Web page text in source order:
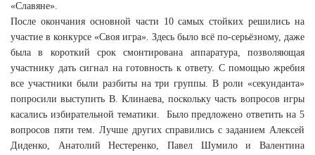
«Славяне».
После окончания основной части 10 самых стойких решились на
участие в конкурсе «Своя игра». Здесь было всё по-серьёзному, даже
была в короткий срок смонтирована аппаратура, позволяющая
участнику дать сигнал на готовность к ответу. С помощью жребия
все участники были разбиты на три группы. В роли «секунданта»
попросили выступить В. Клинаева, поскольку часть вопросов игры
касались избирательной тематики. Было предложено ответить на 5
вопросов пяти тем. Лучше других справились с заданием Алексей
Диденко, Анатолий Нестеренко, Павел Шумило и Валентина